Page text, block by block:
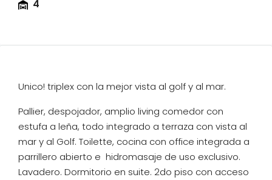
4
Unico! triplex con la mejor vista al golf y al mar.
Pallier, despojador, amplio living comedor con
estufa a leña, todo integrado a terraza con vista al
mar y al Golf. Toilette, cocina con office integrada a
parrillero abierto e hidromasaje de uso exclusivo.
Lavadero. Dormitorio en suite. 2do piso con acceso